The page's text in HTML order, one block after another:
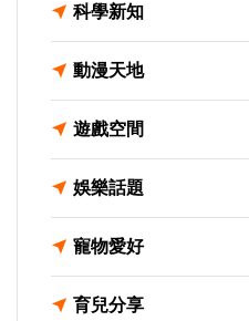
科學新知
動漫天地
遊戲空間
娛樂話題
寵物愛好
育兒分享